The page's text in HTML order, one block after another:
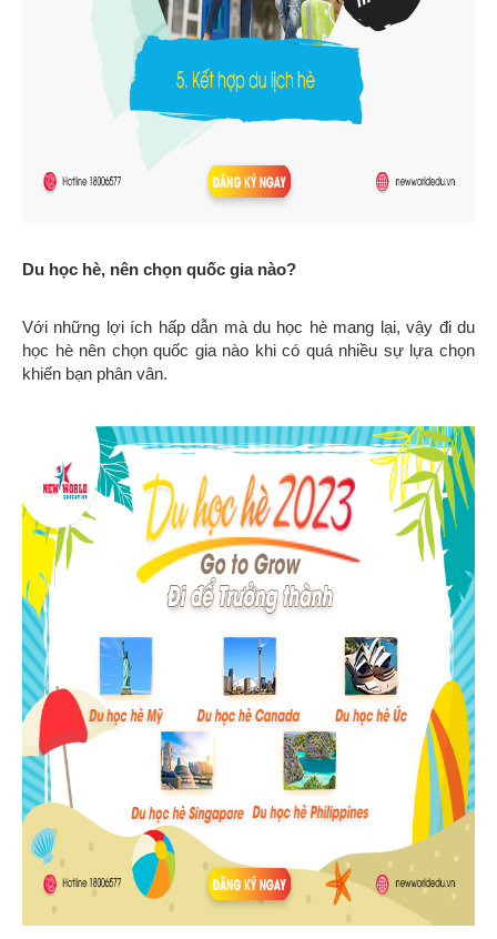
Du học hè, nên chọn quốc gia nào?
Với những lợi ích hấp dẫn mà du học hè mang lại, vậy đi du
học hè nên chọn quốc gia nào khi có quá nhiều sự lựa chọn
khiến bạn phân vân.